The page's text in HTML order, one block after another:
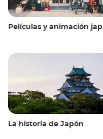
Películas y animación japonesas
La historia de Japón